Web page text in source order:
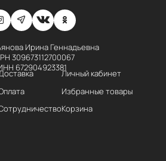
Ирина Геннадьевна
309673112700067
672904923381
Личный кабинет
Избранные товары
Корзина